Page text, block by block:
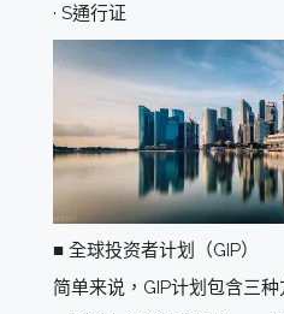
· S通行证
■ 全球投资者计划（GIP）
简单来说，GIP计划包含三种